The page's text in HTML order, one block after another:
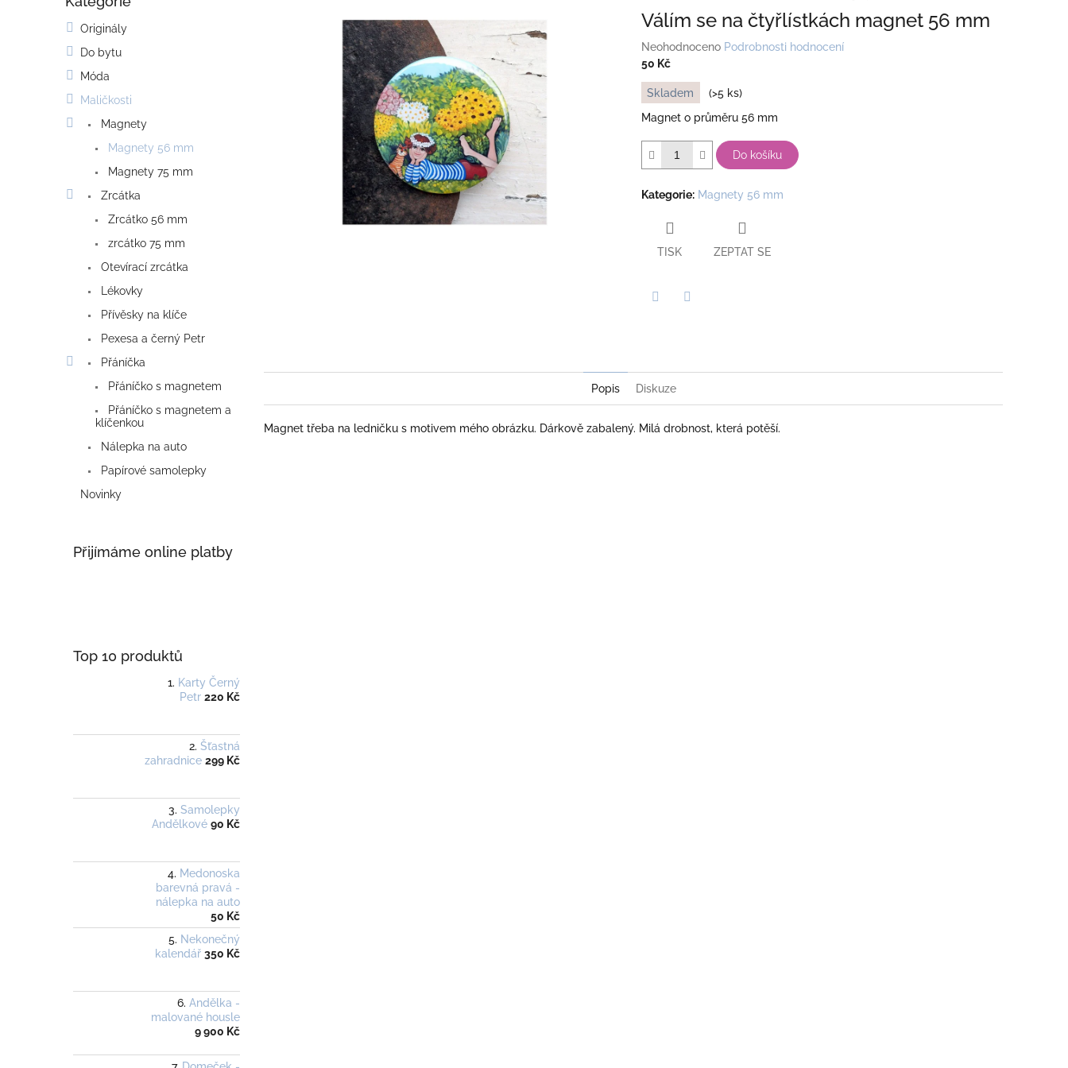
Originály
Do bytu
Móda
Maličkosti
Magnety
Magnety 56 mm
Magnety 75 mm
Zrcátka
Zrcátko 56 mm
zrcátko 75 mm
Otevírací zrcátka
Lékovky
Přívěsky na klíče
Pexesa a černý Petr
Přáníčka
Přáníčko s magnetem
Přáníčko s magnetem a
klíčenkou
Nálepka na auto
Papírové samolepky
Novinky
Přijímáme online platby
Top 10 produktů
Karty Černý
Petr 220 Kč
Šťastná
zahradnice 299 Kč
Samolepky
Andělkové 90 Kč
Medonoska
barevná pravá -
nálepka na auto
50 Kč
Nekonečný
kalendář 350 Kč
Andělka -
malované housle
9 900 Kč
Válím se na čtyřlístkách magnet 56 mm
Průměrné
hodnocení
je
0,0
z
5
hvězdiček.
Neohodnoceno Podrobnosti hodnocení
50 Kč
Měrná
cena:
Skladem
(>5 ks)
Magnet o průměru 56 mm
Do košíku
Kategorie: Magnety 56 mm
TISK ZEPTAT SE
Popis Diskuze
Magnet třeba na ledničku s motivem mého obrázku. Dárkově zabalený. Milá drobnost, která potěší.